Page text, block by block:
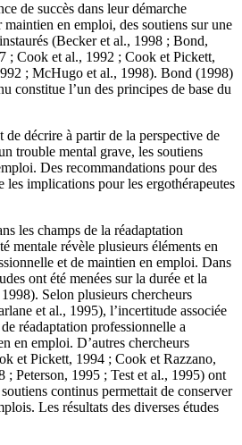
de succès dans leur démarche
maintien en emploi, des soutiens sur une
(Becker et al., 1998 ; Bond,
; Cook et al., 1992 ; Cook et Pickett,
; McHugo et al., 1998). Bond (1998)
constitue l’un des principes de base du
de décrire à partir de la perspective de
trouble mental grave, les soutiens
Des recommandations pour des
les implications pour les ergothérapeutes
les champs de la réadaptation
mentale révèle plusieurs éléments en
et de maintien en emploi. Dans
ont été menées sur la durée et la
Selon plusieurs chercheurs
et al., 1995), l’incertitude associée
réadaptation professionnelle a
en emploi. D’autres chercheurs
et Pickett, 1994 ; Cook et Razzano,
Peterson, 1995 ; Test et al., 1995) ont
continus permettait de conserver
Les résultats des diverses études